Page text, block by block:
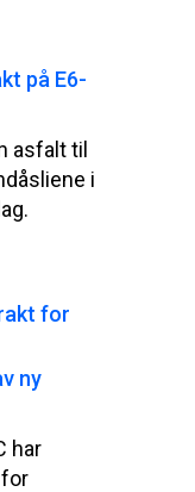
på E6-
asfalt til
i
for
ny
har